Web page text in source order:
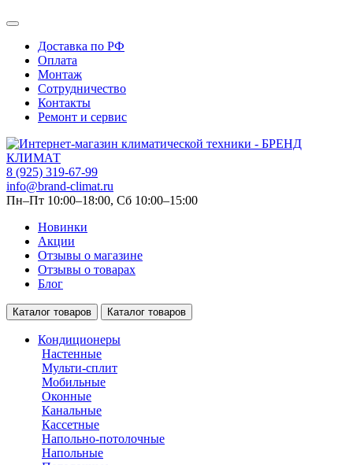
Доставка по РФ
Оплата
Монтаж
Сотрудничество
Контакты
Ремонт и сервис
8 (925) 319-67-99
info@brand-climat.ru
Пн–Пт 10:00–18:00, Сб 10:00–15:00
Новинки
Акции
Отзывы о магазине
Отзывы о товарах
Блог
Каталог товаров Каталог товаров
Кондиционеры
Настенные
Мульти-сплит
Мобильные
Оконные
Канальные
Кассетные
Напольно-потолочные
Напольные